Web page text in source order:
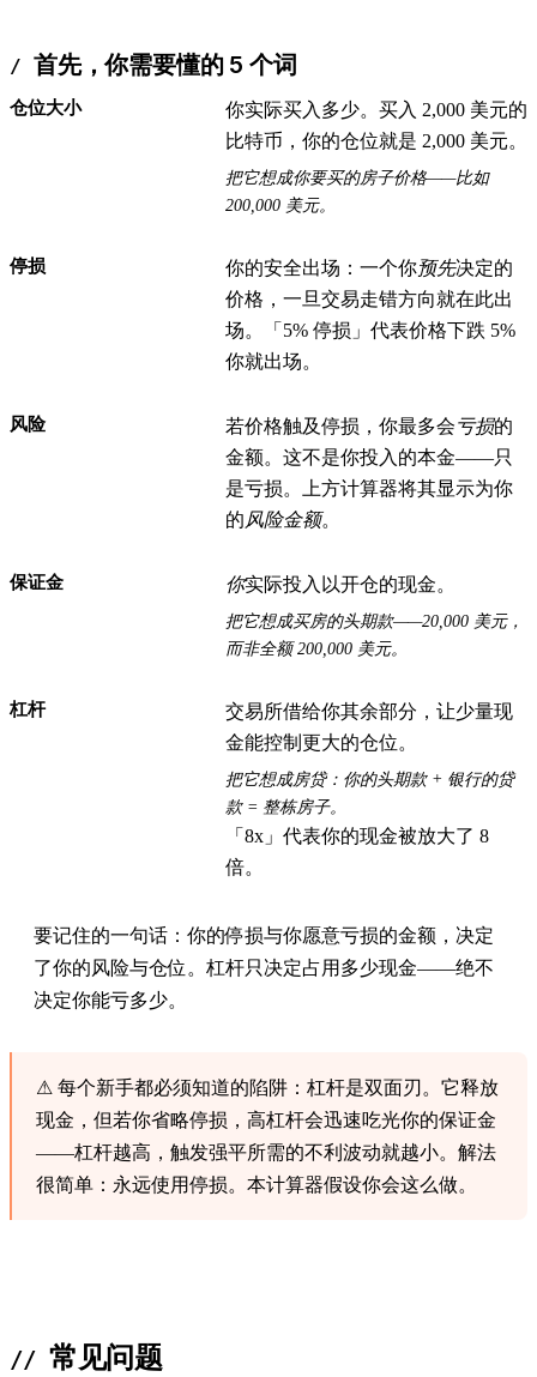
首先，你需要懂的 5 个词
仓位大小
你实际买入多少。买入 2,000 美元的
比特币，你的仓位就是 2,000 美元。
把它想成你要买的房子价格——比如
200,000 美元。
停损 你的安全出场：一个你预先决定的
价格，一旦交易走错方向就在此出
场。「5% 停损」代表价格下跌 5%
你就出场。
风险 若价格触及停损，你最多会亏损的
金额。这不是你投入的本金——只
是亏损。上方计算器将其显示为你
的风险金额。
保证金 你实际投入以开仓的现金。
把它想成买房的头期款——20,000 美元，
而非全额 200,000 美元。
杠杆
交易所借给你其余部分，让少量现
金能控制更大的仓位。
把它想成房贷：你的头期款 + 银行的贷
款 = 整栋房子。
「8x」代表你的现金被放大了 8
倍。
要记住的一句话： 你的停损与你愿意亏损的金额，决定
了你的风险与仓位。杠杆只决定占用多少现金——绝不
决定你能亏多少。
⚠ 每个新手都必须知道的陷阱： 杠杆是双面刃。它释放
现金，但若你省略停损，高杠杆会迅速吃光你的保证金
——杠杆越高，触发强平所需的不利波动就越小。解法
很简单：永远使用停损。本计算器假设你会这么做。
常见问题